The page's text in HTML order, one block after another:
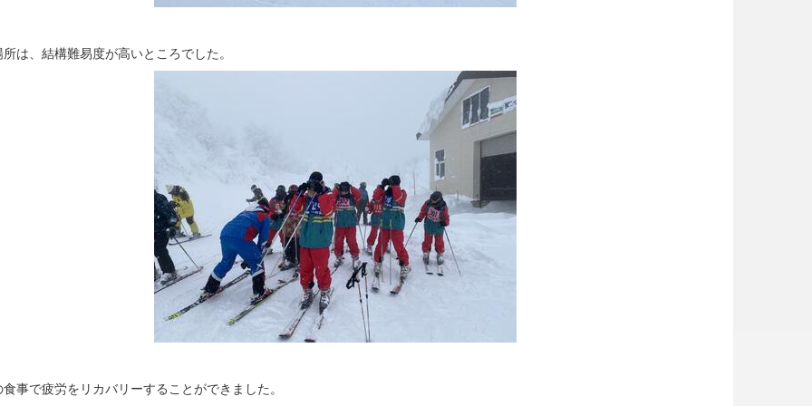
は、結構難易度が高いところでした。
事で疲労をリカバリーすることができました。